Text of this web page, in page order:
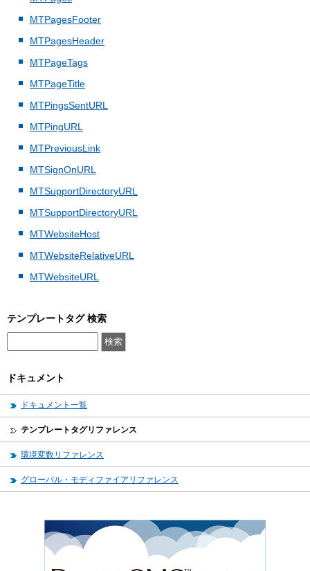
MTPagesFooter
MTPagesHeader
MTPageTags
MTPageTitle
MTPingsSentURL
MTPingURL
MTPreviousLink
MTSignOnURL
MTSupportDirectoryURL
MTSupportDirectoryURL
MTWebsiteHost
MTWebsiteRelativeURL
MTWebsiteURL
テンプレートタグ 検索
ドキュメント
ドキュメント一覧
テンプレートタグリファレンス
環境変数リファレンス
グローバル・モディファイアリファレンス